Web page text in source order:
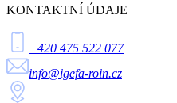
KONTAKTNÍ ÚDAJE
+420 475 522 077
info@igefa-roin.cz